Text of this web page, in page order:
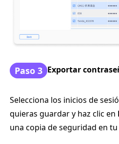
Paso 3 Exportar
Selecciona los inicios de
quieras guardar y haz clic en
una copia de seguridad en